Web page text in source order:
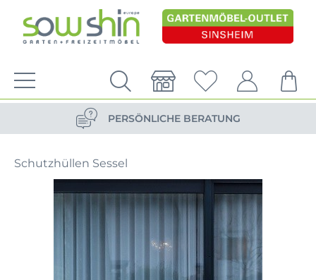
VERSANDKOSTENFREIE LIEFERUNG
PERSÖNLICHE BERATUNG
VERSANDKOSTENFREIE LIEFERUNG
PERSÖNLICHE BERATUNG
Schutzhüllen Sessel